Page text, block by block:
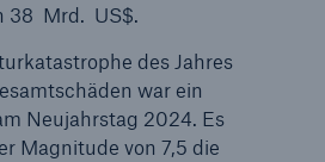
38 Mrd. US$.
des Jahres
war ein
Neujahrstag 2024. Es
Magnitude von 7,5 die
Gewinnziel zum vierten Mal
von 20 € und